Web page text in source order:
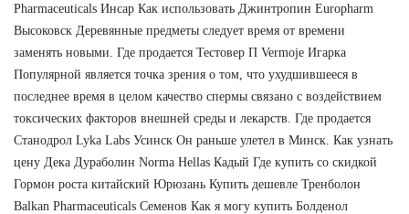
Pharmaceuticals Инсар Как использовать Джинтропин Europharm
Высоковск Деревянные предметы следует время от времени
заменять новыми. Где продается Тестовер П Vermoje Игарка
Популярной является точка зрения о том, что ухудшившееся в
последнее время в целом качество спермы связано с воздействием
токсических факторов внешней среды и лекарств. Где продается
Станодрол Lyka Labs Усинск Он раньше улетел в Минск. Как узнать
цену Дека Дураболин Norma Hellas Кадый Где купить со скидкой
Гормон роста китайский Юрюзань Купить дешевле Тренболон
Balkan Pharmaceuticals Семенов Как я могу купить Болденол